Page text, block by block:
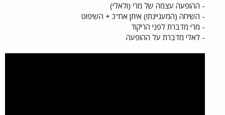
- ההופעה עצמה של מרי (ולאלי)
- השיחה (המעניינת!) איתן אח"כ + השיפוט
- מרי מדברת לפני הריקוד
- לאלי מדברת על ההופעה